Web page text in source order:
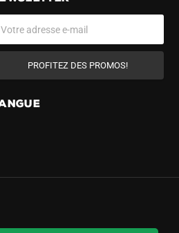
PROFITEZ DES PROMOS!